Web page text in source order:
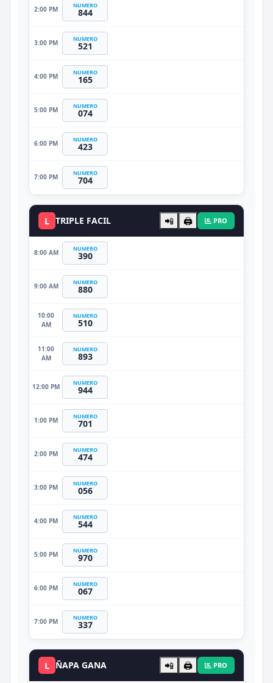
2:00 PM NUMERO
844
3:00 PM NUMERO
521
4:00 PM NUMERO
165
5:00 PM NUMERO
074
6:00 PM NUMERO
423
7:00 PM NUMERO
704
L TRIPLE FACIL 📲 🖨️ PRO
8:00 AM NUMERO
390
9:00 AM NUMERO
880
10:00
AM
NUMERO
510
11:00
AM
NUMERO
893
12:00 PM NUMERO
944
1:00 PM NUMERO
701
2:00 PM NUMERO
474
3:00 PM NUMERO
056
4:00 PM NUMERO
544
5:00 PM NUMERO
970
6:00 PM NUMERO
067
7:00 PM NUMERO
337
L ÑAPA GANA 📲 🖨️ PRO